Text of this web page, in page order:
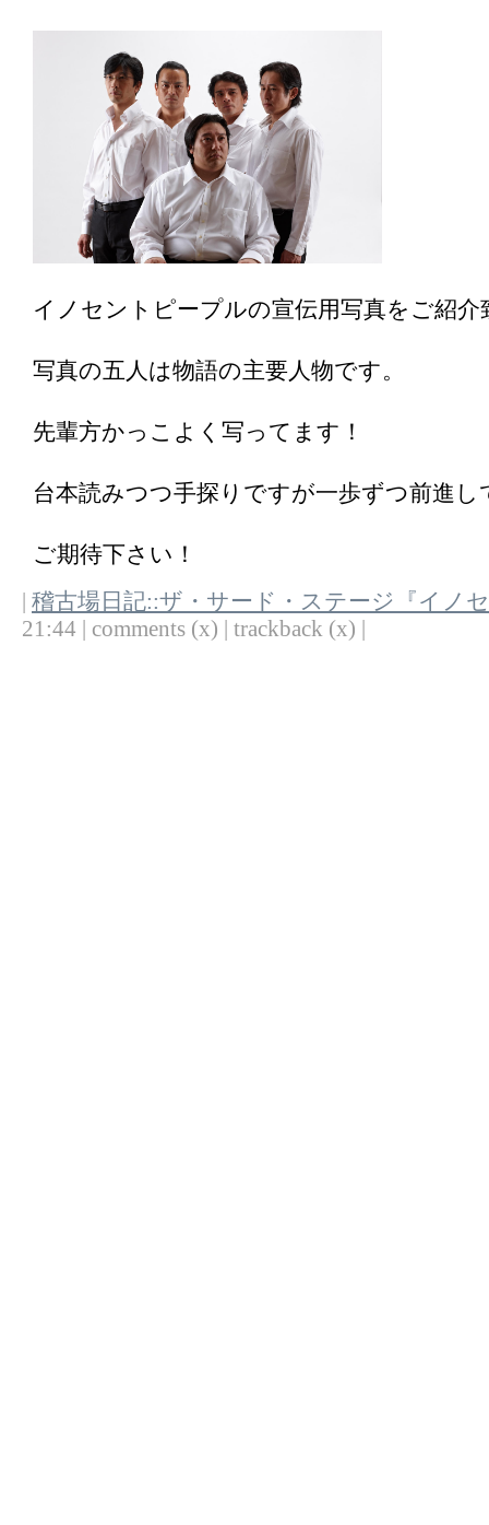
イノセントピープルの宣伝用写真をご紹介
写真の五人は物語の主要人物です。
先輩方かっこよく写ってます！
台本読みつつ手探りですが一歩ずつ前進し
ご期待下さい！
稽古場日記::ザ・サード・ステージ『イノ
21:44 | comments (x) | trackback (x) |